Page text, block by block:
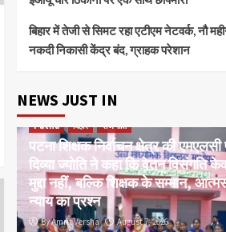
बिहार में तेजी से सिमट रहा एटीएम नेटवर्क, नौ
नकदी निकासी केंद्र बंद, ग्राहक परेशान
NEWS JUST IN
Patna बिहार राजनीति
पटना शिक्षक निर्वाचन क्षेत्र की एमएलसी
दिव्या ज्योति ने कहा कि वेतन विसंगति
मुद्दा नहीं, बल्कि शिक्षक के सम्मान,
न्याय का प्रश्न
By Amrit Versha August 7, 2026